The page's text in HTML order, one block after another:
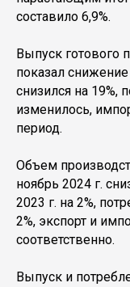
составило 6,9%.
Выпуск готового
показал снижение
снизился на 19%,
изменилось,
период.
Объем
ноябрь 2024 г.
2023 г. на 2%,
2%, экспорт и
соответственно.
Выпуск и